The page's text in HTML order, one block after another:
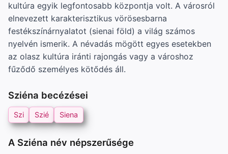
kultúra egyik legfontosabb központja volt. A városról
elnevezett karakterisztikus vörösesbarna
festékszínárnyalatot (sienai föld) a világ számos
nyelvén ismerik. A névadás mögött egyes esetekben
az olasz kultúra iránti rajongás vagy a városhoz
fűződő személyes kötődés áll.
Sziéna becézései
Szi Szié Siena
A Sziéna név népszerűsége